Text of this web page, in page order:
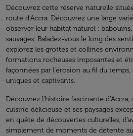
Découvrez cette réserve naturelle
route d'Accra. Découvrez une large
observer leur habitat naturel :
sauvages. Baladez-vous le long des
explorez les grottes et collines
formations rocheuses imposantes et
façonnées par l'érosion au fil du temps,
uniques et captivants.
Découvrez l’histoire fascinante
cuisine délicieuse et ses paysages
en quête de découvertes culturelles,
simplement de moments de détente